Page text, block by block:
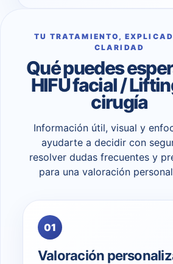
TU TRATAMIENTO,
CLARIDAD
Qué puedes
HIFU facial /
cirugía
Información útil, visual y
ayudarte a decidir con
resolver dudas frecuentes y
para una valoración
01
Valoración